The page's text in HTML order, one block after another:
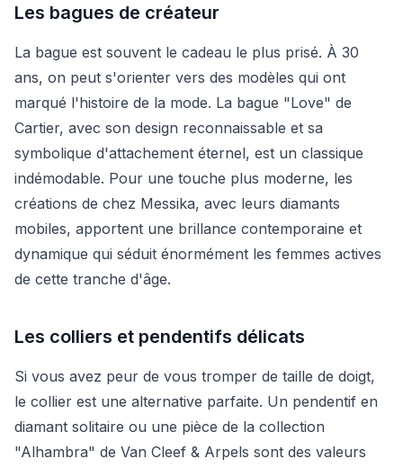
Les bagues de créateur
La bague est souvent le cadeau le plus prisé. À 30
ans, on peut s'orienter vers des modèles qui ont
marqué l'histoire de la mode. La bague "Love" de
Cartier, avec son design reconnaissable et sa
symbolique d'attachement éternel, est un classique
indémodable. Pour une touche plus moderne, les
créations de chez Messika, avec leurs diamants
mobiles, apportent une brillance contemporaine et
dynamique qui séduit énormément les femmes actives
de cette tranche d'âge.
Les colliers et pendentifs délicats
Si vous avez peur de vous tromper de taille de doigt,
le collier est une alternative parfaite. Un pendentif en
diamant solitaire ou une pièce de la collection
"Alhambra" de Van Cleef & Arpels sont des valeurs